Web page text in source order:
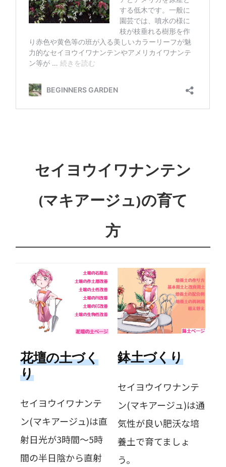
セイヨウイワナンテン
(マキアージュ)の育て
方
花壇の土づく
り
セイヨウイワナンテ
ン(マキアージュ)は直
射日光が3時間～5時
間の半日陰から直射
鉢土づくり
セイヨウイワナンテ
ン(マキアージュ)は通
気性が良い肥沃な培
養土で育てましょ
う。